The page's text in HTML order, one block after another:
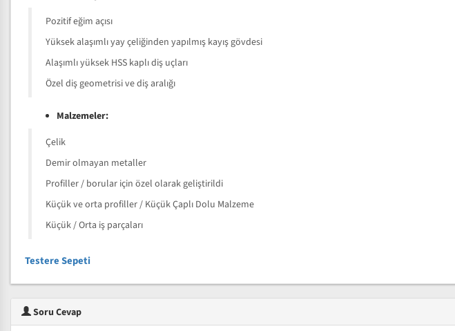
Pozitif eğim açısı
Yüksek alaşımlı yay çeliğinden yapılmış kayış gövdesi
Alaşımlı yüksek HSS kaplı diş uçları
Özel diş geometrisi ve diş aralığı
Malzemeler:
Çelik
Demir olmayan metaller
Profiller / borular için özel olarak geliştirildi
Küçük ve orta profiller / Küçük Çaplı Dolu Malzeme
Küçük / Orta iş parçaları
Testere Sepeti
Soru Cevap